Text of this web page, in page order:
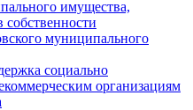
имущества,
собственности
муниципального
социально
организациям